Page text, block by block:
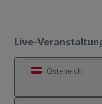
Live-
Österreich